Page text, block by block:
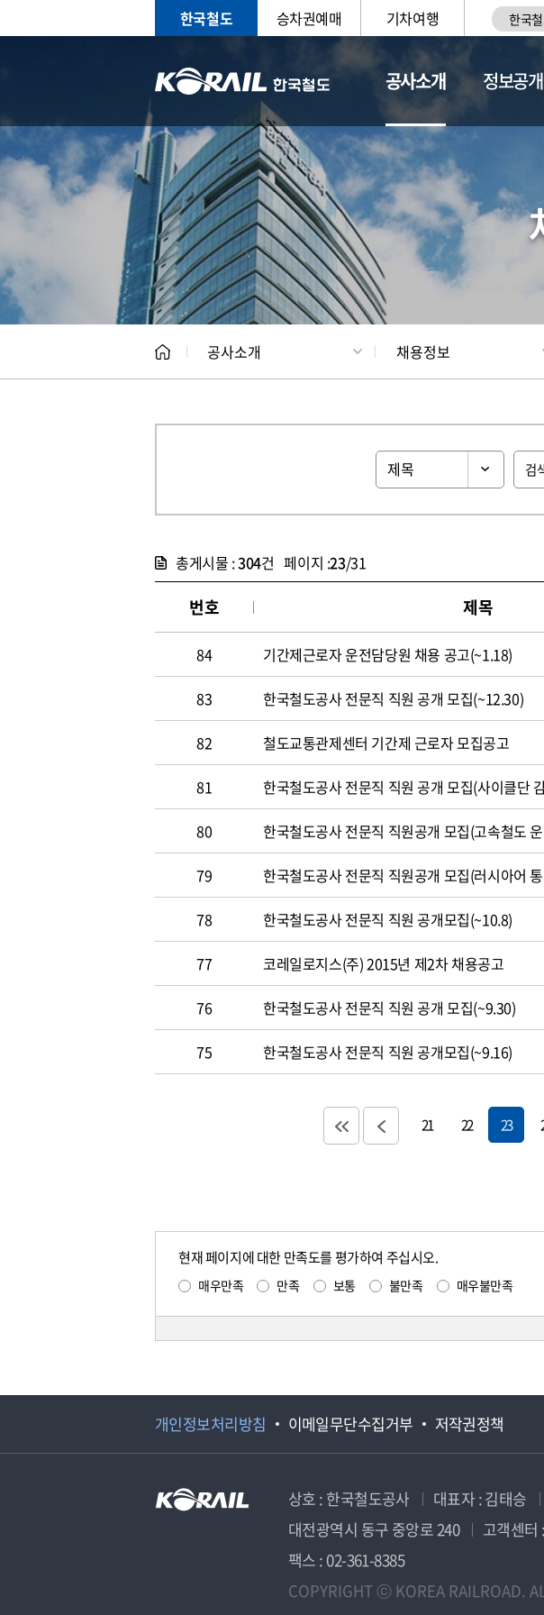
한국철도 승차권예매 기차여행 한국
공사소개
CEO 일반현황
정보공개
공사소개 채용정보
총게시물 :304건 페이지 :23/31
번호 제목
84 기간제근로자 운전담당원 채용 공고(~1.18)
83 한국철도공사 전문직 직원 공개 모집(~12.30)
82 철도교통관제센터 기간제 근로자 모집공고
81 한국철도공사 전문직 직원 공개 모집(사이클단
80 한국철도공사 전문직 직원공개 모집(고속철도
79 한국철도공사 전문직 직원공개 모집(러시아어
78 한국철도공사 전문직 직원 공개모집(~10.8)
77 코레일로지스(주) 2015년 제2차 채용공고
76 한국철도공사 전문직 직원 공개 모집(~9.30)
75 한국철도공사 전문직 직원 공개모집(~9.16)
21 22 23
현재 페이지에 대한 만족도를 평가하여 주십시오.
매우만족 만족 보통 불만족 매우불만족
개인정보처리방침 이메일무단수집거부 저작권정책
상호 : 한국철도공사 대표자 : 김태승
대전광역시 동구 중앙로 240
고객센터
팩스 : 02-361-8385
COPYRIGHT ⓒ KOREA RAILROAD.